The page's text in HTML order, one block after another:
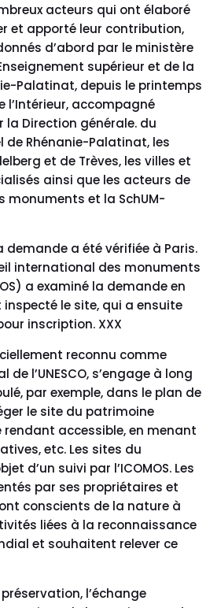
acteurs qui ont élaboré
et apporté leur contribution,
d’abord par le ministère
supérieur et de la
Palatinat, depuis le printemps
l’Intérieur, accompagné
Direction générale. du
Rhénanie-Palatinat, les
et de Trèves, les villes et
ainsi que les acteurs de
monuments et la SchUM-
demande a été vérifiée à Paris.
international des monuments
a examiné la demande en
inspecté le site, qui a ensuite
inscription. XXX
reconnu comme
l’UNESCO, s’engage à long
par exemple, dans le plan de
le site du patrimoine
accessible, en menant
etc. Les sites du
d’un suivi par l’ICOMOS. Les
par ses propriétaires et
conscients de la nature à
liées à la reconnaissance
et souhaitent relever ce
l’échange